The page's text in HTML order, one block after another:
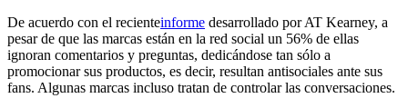
De acuerdo con el recienteinforme desarrollado por AT Kearney, a
pesar de que las marcas están en la red social un 56% de ellas
ignoran comentarios y preguntas, dedicándose tan sólo a
promocionar sus productos, es decir, resultan antisociales ante sus
fans. Algunas marcas incluso tratan de controlar las conversaciones.